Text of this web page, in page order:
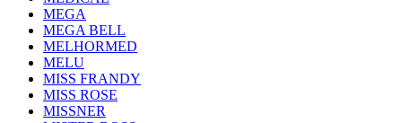
MEGA
MEGA BELL
MELHORMED
MELU
MISS FRANDY
MISS ROSE
MISSNER